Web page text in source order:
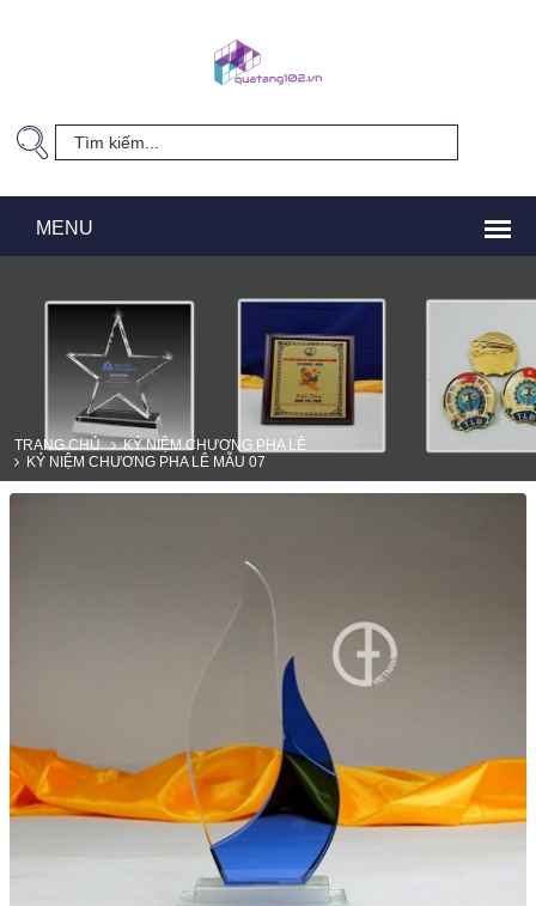
TRANG CHỦ
KỶ NIỆM CHƯƠNG PHA LÊ
KỶ NIỆM CHƯƠNG PHA LÊ MẪU 07